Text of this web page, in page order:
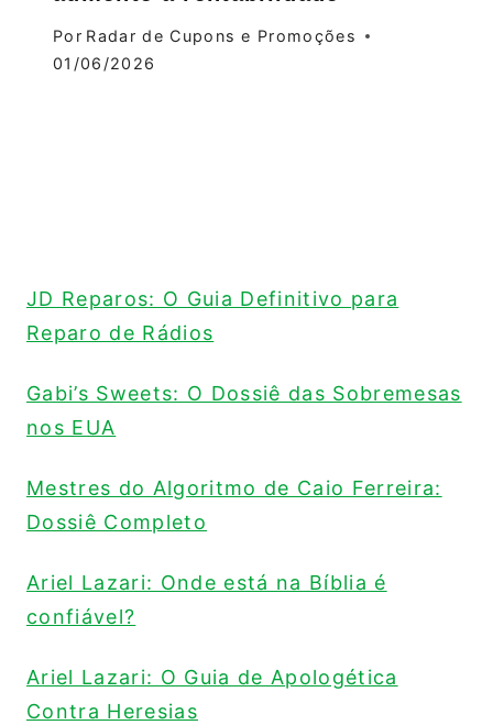
Por Radar de Cupons e Promoções
01/06/2026
JD Reparos: O Guia Definitivo para
Reparo de Rádios
Gabi’s Sweets: O Dossiê das Sobremesas
nos EUA
Mestres do Algoritmo de Caio Ferreira:
Dossiê Completo
Ariel Lazari: Onde está na Bíblia é
confiável?
Ariel Lazari: O Guia de Apologética
Contra Heresias